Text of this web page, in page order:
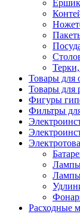
Товары для
Товары для
Фигуры
Фильтры
Лампы
Лампы
Расходные